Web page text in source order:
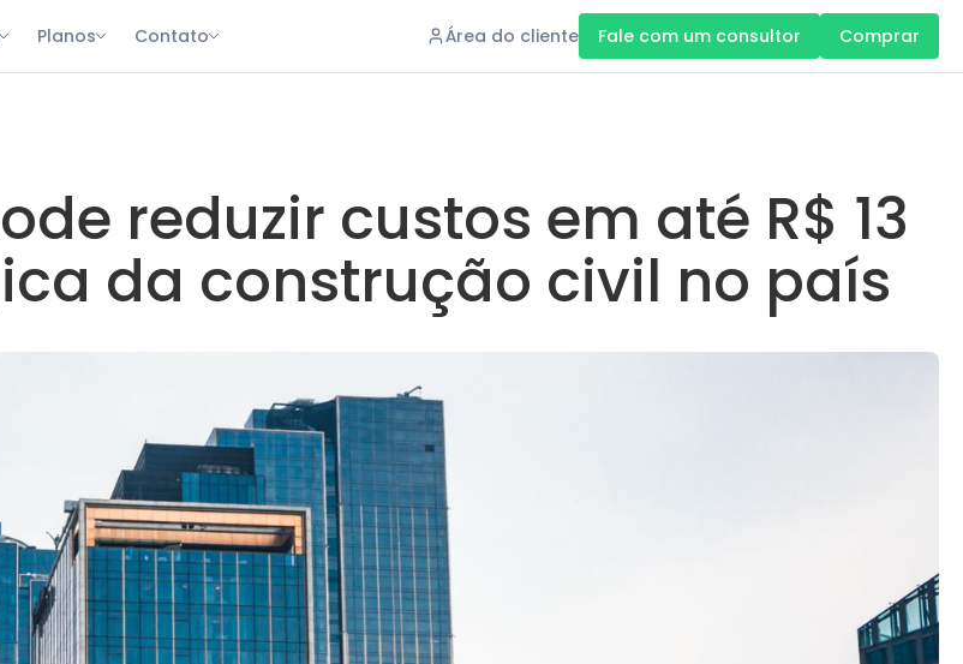
Planos Contato Área do cliente Fale com um consultor Comprar
reduzir custos em até R$ 13
da construção civil no país